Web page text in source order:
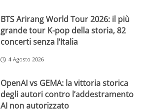
BTS Arirang World Tour 2026: il più
grande tour K-pop della storia, 82
concerti senza l’Italia
4 Agosto 2026
OpenAI vs GEMA: la vittoria storica
degli autori contro l’addestramento
AI non autorizzato